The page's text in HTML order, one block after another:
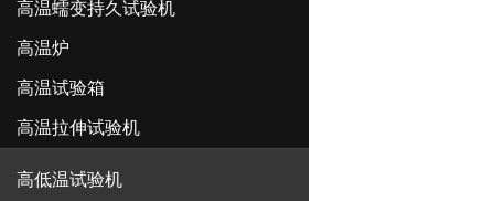
高温蠕变持久试验机
高温炉
高温试验箱
高温拉伸试验机
高低温试验机